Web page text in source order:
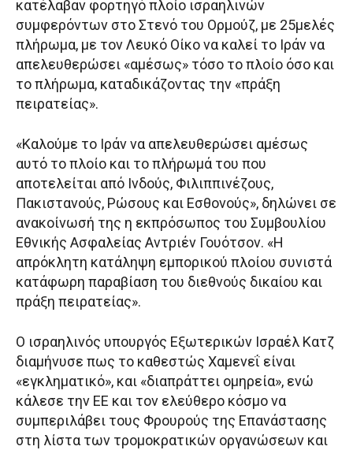
κατέλαβαν φορτηγό πλοίο ισραηλινών
συμφερόντων στο Στενό του Ορμούζ, με 25μελές
πλήρωμα, με τον Λευκό Οίκο να καλεί το Ιράν να
απελευθερώσει «αμέσως» τόσο το πλοίο όσο και
το πλήρωμα, καταδικάζοντας την «πράξη
πειρατείας».
«Καλούμε το Ιράν να απελευθερώσει αμέσως
αυτό το πλοίο και το πλήρωμά του που
αποτελείται από Ινδούς, Φιλιππινέζους,
Πακιστανούς, Ρώσους και Εσθονούς», δηλώνει σε
ανακοίνωσή της η εκπρόσωπος του Συμβουλίου
Εθνικής Ασφαλείας Αντριέν Γουότσον. «Η
απρόκλητη κατάληψη εμπορικού πλοίου συνιστά
κατάφωρη παραβίαση του διεθνούς δικαίου και
πράξη πειρατείας».
Ο ισραηλινός υπουργός Εξωτερικών Ισραέλ Κατζ
διαμήνυσε πως το καθεστώς Χαμενεΐ είναι
«εγκληματικό», και «διαπράττει ομηρεία», ενώ
κάλεσε την ΕΕ και τον ελεύθερο κόσμο να
συμπεριλάβει τους Φρουρούς της Επανάστασης
στη λίστα των τρομοκρατικών οργανώσεων και